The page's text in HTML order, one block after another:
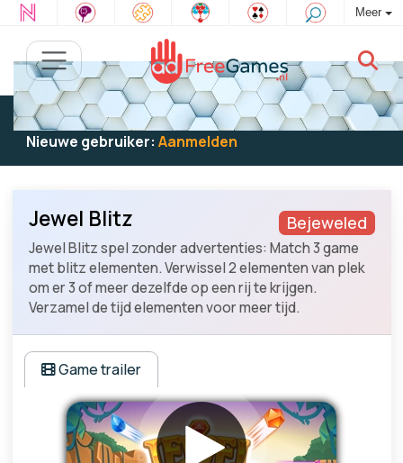
Meer
Bestaande gebruiker: Log in
om te spelen
Nieuwe gebruiker: Aanmelden
Bejeweled
Jewel Blitz
Jewel Blitz spel zonder advertenties: Match 3 game
met blitz elementen. Verwissel 2 elementen van plek
om er 3 of meer dezelfde op een rij te krijgen.
Verzamel de tijd elementen voor meer tijd.
Game trailer